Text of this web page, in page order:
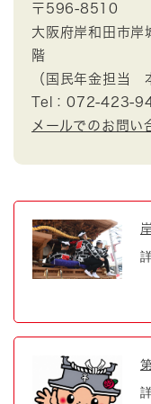
〒596-8510
大阪府岸和田市
階
（国民年金担当
Tel：072-423-
メールでのお問い